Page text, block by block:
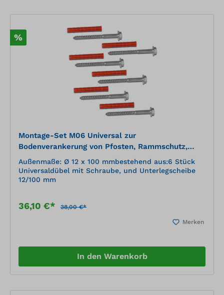
%
Montage-Set M06 Universal zur
Bodenverankerung von Pfosten, Rammschutz,
Stahlwinkeln usw.
Außenmaße: Ø 12 x 100 mmbestehend aus:6 Stück
Universaldübel mit Schraube, und Unterlegscheibe
12/100 mm
36,10 €* 38,00 €*
Merken
In den Warenkorb